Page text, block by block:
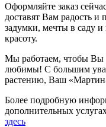
Оформляйте заказ
доставят Вам радость
задумки, мечты в саду и
красоту.
Мы работаем, чтобы Вы
любимы! С большим
растению, Ваш
Более подробную
дополнительных
здесь